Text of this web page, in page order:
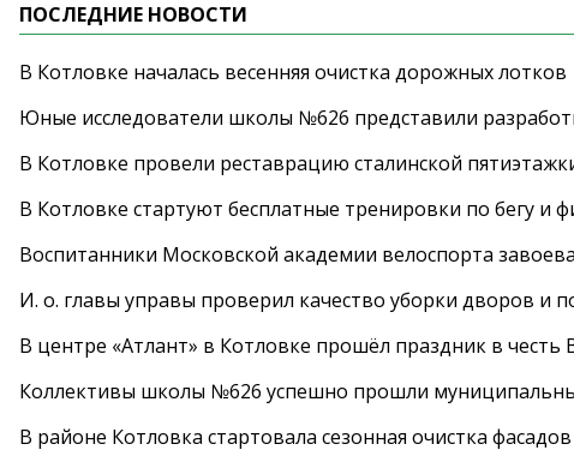
ПОСЛЕДНИЕ НОВОСТИ
В Котловке началась весенняя очистка дорожных лотков
Юные исследователи школы №626 представили
В Котловке провели реставрацию сталинской
В Котловке стартуют бесплатные тренировки по бегу и
Воспитанники Московской академии велоспорта
И. о. главы управы проверил качество уборки дворов и
В центре «Атлант» в Котловке прошёл праздник в честь
Коллективы школы №626 успешно прошли
В районе Котловка стартовала сезонная очистка фасадов